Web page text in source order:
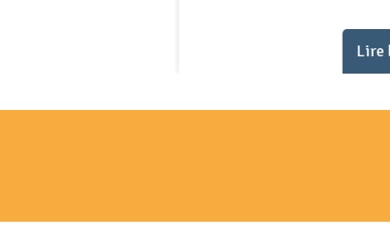
Lire